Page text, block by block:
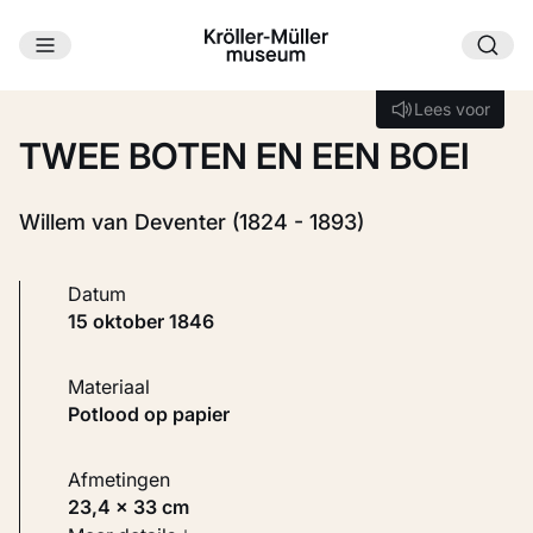
Ga naar hoofdinhoud
Lees voor
Lees voor
TWEE BOTEN EN EEN BOEI
Willem van Deventer (1824 - 1893)
Datum
15 oktober 1846
Materiaal
Potlood op papier
Afmetingen
23,4 × 33 cm